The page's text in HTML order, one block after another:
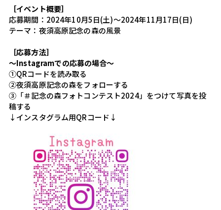
［イベント概要］
応募期間：2024年10月5日(土)～2024年11月17日(日)
テーマ：夜須高原記念の森の風景
［応募方法］
～Instagramでの応募の場合～
①QRコードを読み取る
②夜須高原記念の森をフォローする
③「＃記念の森フォトコンテスト2024」をつけて写真を投
稿する
↓インスタグラム用QRコード↓